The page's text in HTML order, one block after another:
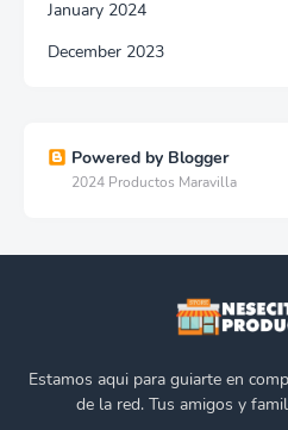
January 2024
December 2023
Powered by Blogger
2024 Productos Maravilla
Estamos aqui para guiarte en
de la red. Tus amigos y